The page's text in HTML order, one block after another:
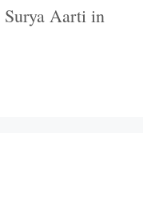
Surya Aarti in